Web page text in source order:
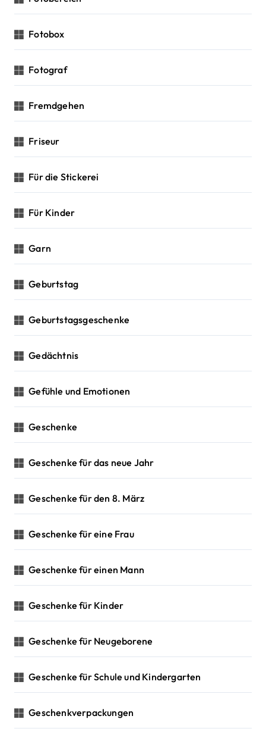
Fotobox
Fotograf
Fremdgehen
Friseur
Für die Stickerei
Für Kinder
Garn
Geburtstag
Geburtstagsgeschenke
Gedächtnis
Gefühle und Emotionen
Geschenke
Geschenke für das neue Jahr
Geschenke für den 8. März
Geschenke für eine Frau
Geschenke für einen Mann
Geschenke für Kinder
Geschenke für Neugeborene
Geschenke für Schule und Kindergarten
Geschenkverpackungen